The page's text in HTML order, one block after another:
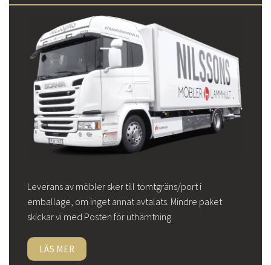
Leverans av möbler sker till tomtgräns/port i
emballage, om inget annat avtalats. Mindre paket
skickar vi med Posten för uthämtning.
LÄS MER